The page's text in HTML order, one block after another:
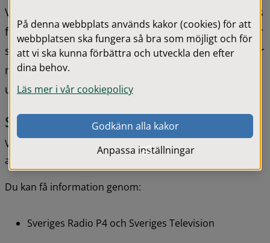
Viktigt meddelande till allmänheten, VMA, används
för att varna och informera vid allvarliga händelser
som kan innebära fara för liv, hälsa, egendom eller
miljö. Om du får ett VMA ska du följa de
uppmaningar som ges.
Så kan du få ett VMA
VMA kan skickas ut på flera olika sätt. Vilka kanaler som
används beror på situationen.
Du kan få information genom:
Sveriges Radio P4 och Sveriges Television
På denna webbplats används kakor (cookies) för att
webbplatsen ska fungera så bra som möjligt och för
att vi ska kunna förbättra och utveckla den efter
dina behov.
Läs mer i vår cookiepolicy
Godkänn alla kakor
Anpassa inställningar